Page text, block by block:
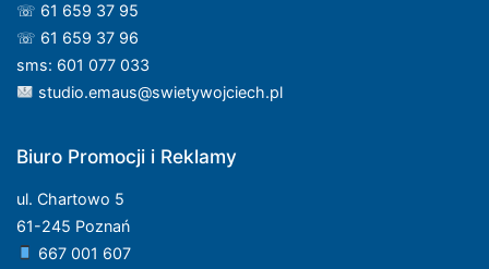
☏ 61 659 37 95
☏ 61 659 37 96
sms: 601 077 033
studio.emaus@swietywojciech.pl
Biuro Promocji i Reklamy
ul. Chartowo 5
61-245 Poznań
667 001 607